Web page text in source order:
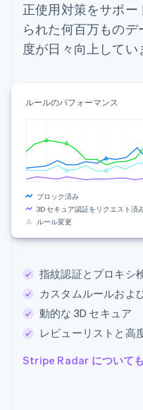
正使用対策をサポ
られた何百万もの
度が日々向上してい
ルールのパフォーマンス
ブロック済み
3D セキュア認証をリクエスト済
ルール変更
指紋認証とプロキシ
カスタムルールおよ
動的な 3D セキュア
レビューリストと高
Stripe Radar について